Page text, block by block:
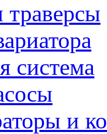
траверсы
система
и